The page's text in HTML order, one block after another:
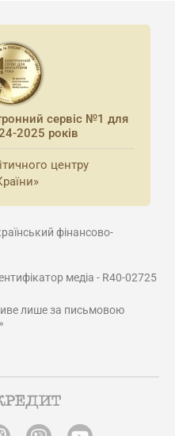
сервіс №1 для
2025 років
центру
фінансово-
медіа - R40-02725
лише за письмовою